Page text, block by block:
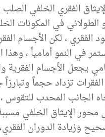
الفقري الخلفي
الطولاني في المكونات
الفقري ، لكن الأجسام
في النمو أمامياً ، وهذا
يجعل الأجسام الفقرية
تزداد حجماً وتبارزاً
الجانب المحدب للتقوس
الإيثاق الخلفي
وزيادة الدوران